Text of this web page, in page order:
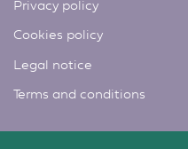
Privacy policy
Cookies policy
Legal notice
Terms and conditions